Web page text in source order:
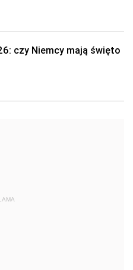
czy Niemcy mają święto